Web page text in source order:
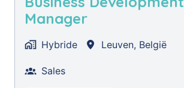
Manager
Hybride Leuven, België
Sales